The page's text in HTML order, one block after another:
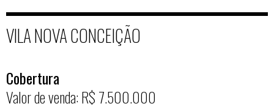
VILA NOVA CONCEIÇÃO
Cobertura
Valor de venda: R$ 7.500.000